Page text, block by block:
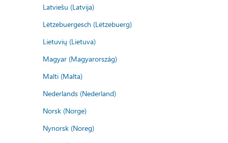
Latviešu (Latvija)
Lëtzebuergesch (Lëtzebuerg)
Lietuvių (Lietuva)
Magyar (Magyarország)
Malti (Malta)
Nederlands (Nederland)
Norsk (Norge)
Nynorsk (Noreg)